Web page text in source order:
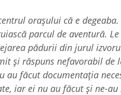
orașului că e
parcul de aventură.
pădurii din jurul
și răspuns nefavorabil de
au făcut documentația
iar ei nu au făcut și ne-